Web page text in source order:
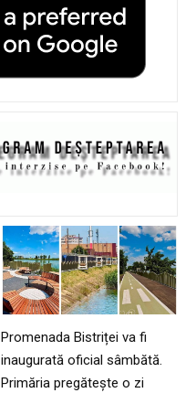
Promenada Bistriței va fi
inaugurată oficial sâmbătă.
Primăria pregătește o zi